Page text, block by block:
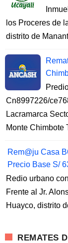
los Proceres de
distrito de
Cn8997226/
Lacramarca
Monte Chimbote
Rem@ju Casa
Precio Base S/
Redio urbano
Frente al Jr.
Huayco, distrito
REMATES